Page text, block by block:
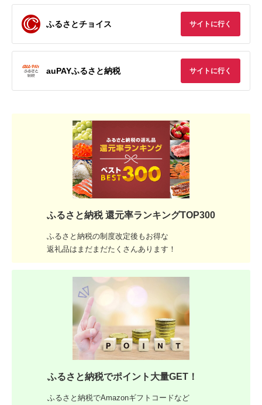
ふるさとチョイス サイトに行く
auPAYふるさと納税 サイトに行く
ふるさと納税 還元率ランキングTOP300
ふるさと納税の制度改定後もお得な
返礼品はまだまだたくさんあります！
ふるさと納税でポイント大量GET！
ふるさと納税でAmazonギフトコードなど